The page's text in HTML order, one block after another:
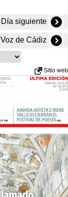
Día siguiente
Voz de Cádiz
Sitio web